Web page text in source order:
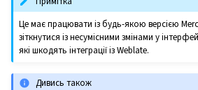
Це має працювати із будь-якою версією
зіткнутися із несумісними змінами у
які шкодять інтеграції із Weblate.
Дивись також